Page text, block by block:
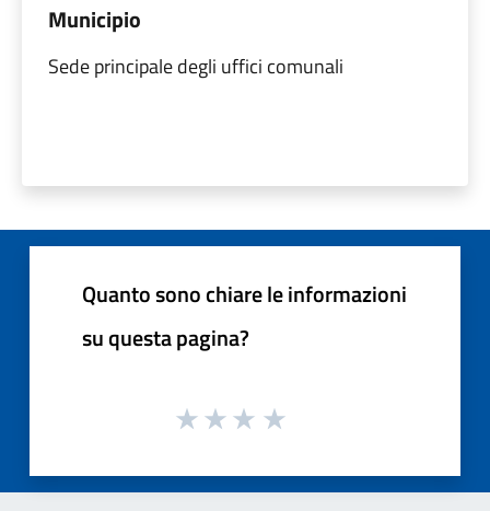
Municipio
Sede principale degli uffici comunali
Quanto sono chiare le informazioni
su questa pagina?